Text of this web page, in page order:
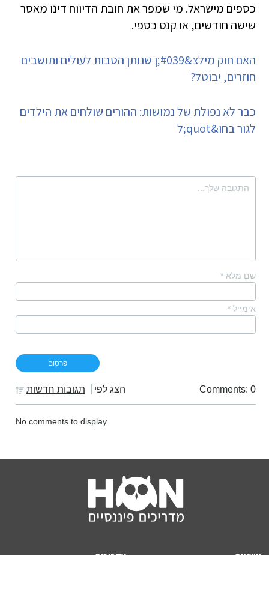
כספים מישראל. מי שמפר את חובת הדיווח דינו מאסר
שישה חודשים, או קנס כספי.
האם חוק מילצ&#039;ן שנותן הטבות לעולים ותושבים
חוזרים, יבוטל?
כבר לא נפולת של נמושות: ההורים שולחים את הילדים
לגור בחו&quot;ל
שם מלא *
אימייל *
Comments: 0 הצג לפי תגובות חדשות
No comments to display
נושאים
מדריכים